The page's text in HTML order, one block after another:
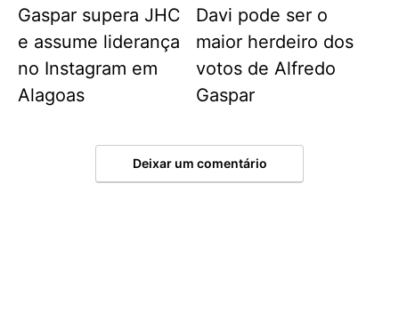
Gaspar supera JHC
e assume liderança
no Instagram em
Alagoas
Davi pode ser o
maior herdeiro dos
votos de Alfredo
Gaspar
Deixar um comentário